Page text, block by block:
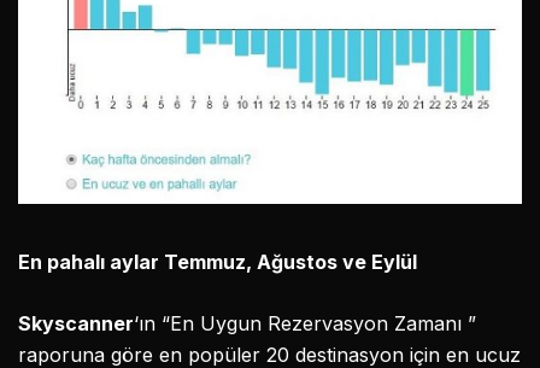
En pahalı aylar Temmuz, Ağustos ve Eylül
Skyscanner‘ın “En Uygun Rezervasyon Zamanı ”
raporuna göre en popüler 20 destinasyon için en ucuz